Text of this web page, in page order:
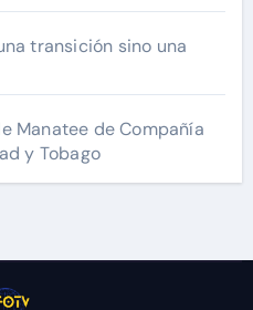
transición sino una
Manatee de Compañía
y Tobago